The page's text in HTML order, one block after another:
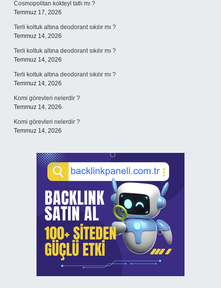
Cosmopolitan kokteyl tatlı mı ?
Temmuz 17, 2026
Terli koltuk altına deodorant sıkılır mı ?
Temmuz 14, 2026
Terli koltuk altına deodorant sıkılır mı ?
Temmuz 14, 2026
Terli koltuk altına deodorant sıkılır mı ?
Temmuz 14, 2026
Komi görevleri nelerdir ?
Temmuz 14, 2026
Komi görevleri nelerdir ?
Temmuz 14, 2026